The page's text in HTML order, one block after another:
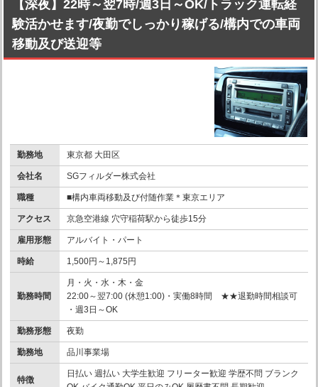
【深夜】22時～翌7時/週3日～OK/トラック運転経
験活かせます/夜勤でしっかり稼げる/構内での車両
移動及び送迎等
勤務地 東京都 大田区
会社名 SGフィルダー株式会社
職種 ■構内車両移動及び付随作業＊東京エリア
アクセス 京急空港線 穴守稲荷駅から徒歩15分
雇用形態 アルバイト・パート
時給 1,500円～1,875円
勤務時間
月・火・水・木・金
22:00～翌7:00 (休憩1:00)・実働8時間 ★★退勤時間相談可
・週3日～OK
勤務形態 夜勤
勤務地 品川事業場
特徴
日払い 週払い 大学生歓迎 フリーター歓迎 学歴不問 ブランク